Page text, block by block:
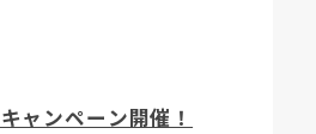
ャンペーン開催！